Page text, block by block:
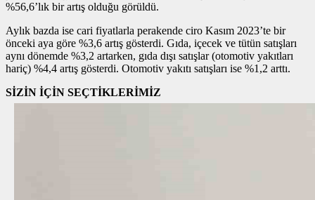
%56,6’lık bir artış olduğu görüldü.
Aylık bazda ise cari fiyatlarla perakende ciro Kasım 2023’te bir
önceki aya göre %3,6 artış gösterdi. Gıda, içecek ve tütün satışları
aynı dönemde %3,2 artarken, gıda dışı satışlar (otomotiv yakıtları
hariç) %4,4 artış gösterdi. Otomotiv yakıtı satışları ise %1,2 arttı.
SİZİN İÇİN SEÇTİKLERİMİZ